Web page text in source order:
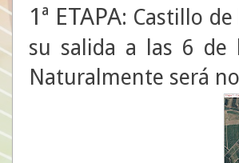
1ª ETAPA: Castillo de
su salida a las 6 de
Naturalmente será